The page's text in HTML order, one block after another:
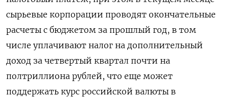
сырьевые корпорации проводят окончательные
расчеты с бюджетом за прошлый год, в том
числе уплачивают налог на дополнительный
доход за четвертый квартал почти на
полтриллиона рублей, что еще может
поддержать курс российской валюты в